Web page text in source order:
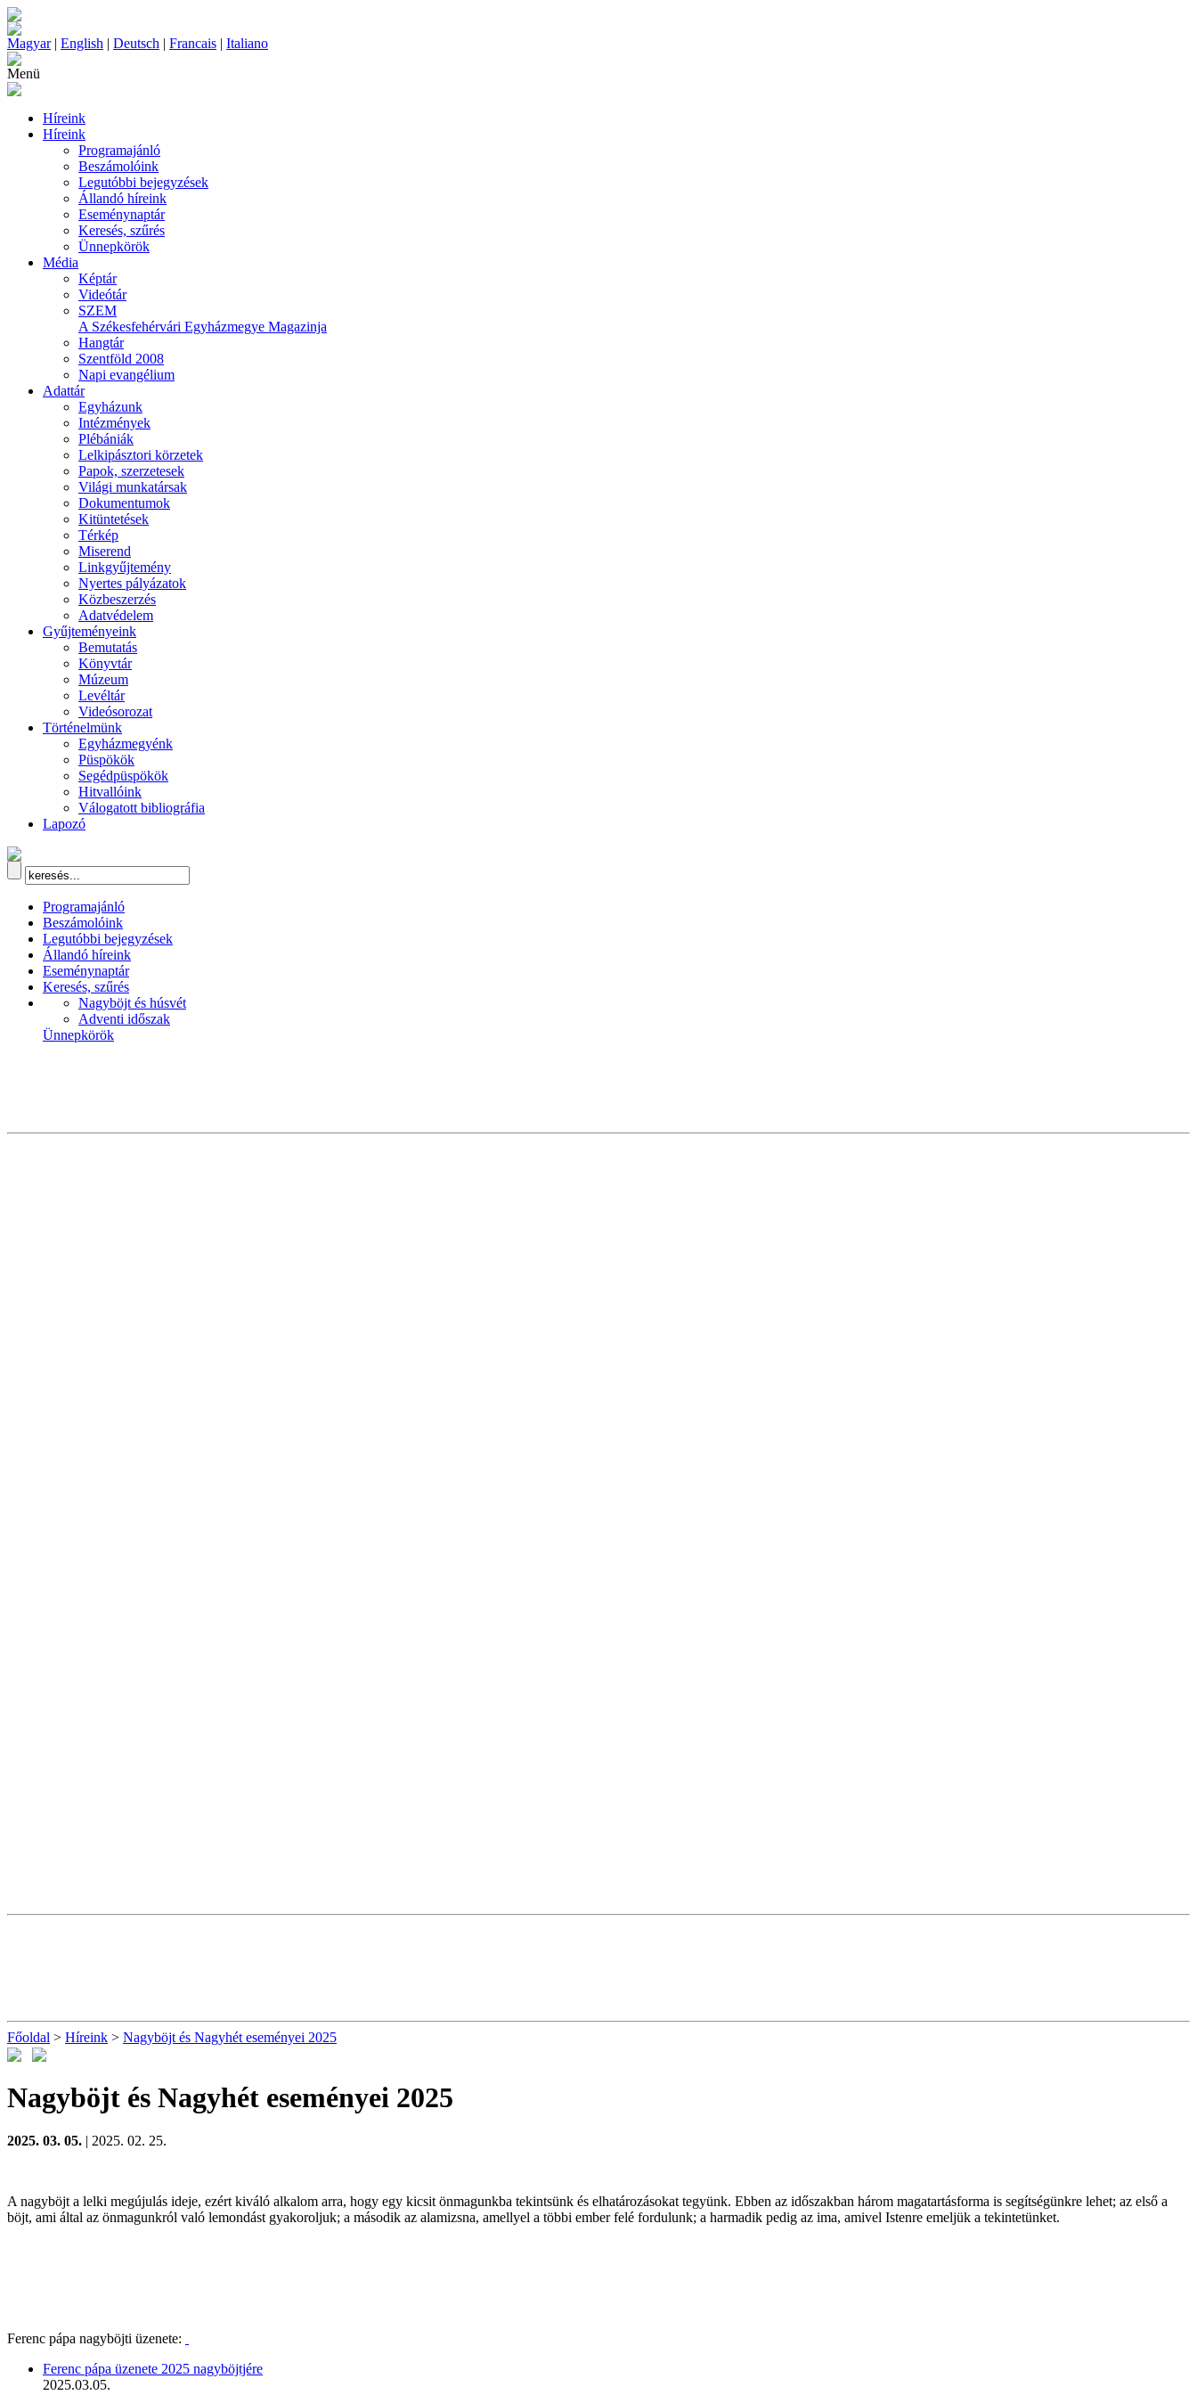
Magyar| English | Deutsch | Francais | Italiano
Menü
Híreink
Híreink
Programajánló
Beszámolóink
Legutóbbi bejegyzések
Állandó híreink
Eseménynaptár
Keresés, szűrés
Ünnepkörök
Média
Képtár
Videótár
SZEM
A Székesfehérvári Egyházmegye Magazinja
Hangtár
Szentföld 2008
Napi evangélium
Adattár
Egyházunk
Intézmények
Plébániák
Lelkipásztori körzetek
Papok, szerzetesek
Világi munkatársak
Dokumentumok
Kitüntetések
Térkép
Miserend
Linkgyűjtemény
Nyertes pályázatok
Közbeszerzés
Adatvédelem
Gyűjteményeink
Bemutatás
Könyvtár
Múzeum
Levéltár
Videósorozat
Történelmünk
Egyházmegyénk
Püspökök
Segédpüspökök
Hitvallóink
Válogatott bibliográfia
Lapozó
Programajánló
Beszámolóink
Legutóbbi bejegyzések
Állandó híreink
Eseménynaptár
Keresés, szűrés
Nagyböjt és húsvét
Adventi időszak
Ünnepkörök
Főoldal > Híreink > Nagyböjt és Nagyhét eseményei 2025
Nagyböjt és Nagyhét eseményei 2025
2025. 03. 05. | 2025. 02. 25.
A nagyböjt a lelki megújulás ideje, ezért kiváló alkalom arra, hogy egy kicsit önmagunkba tekintsünk és elhatározásokat tegyünk. Ebben az időszakban három magatartásforma is segítségünkre lehet; az első a
böjt, ami által az önmagunkról való lemondást gyakoroljuk; a második az alamizsna, amellyel a többi ember felé fordulunk; a harmadik pedig az ima, amivel Istenre emeljük a tekintetünket.
Ferenc pápa nagyböjti üzenete:
Ferenc pápa üzenete 2025 nagyböjtjére
2025.03.05.